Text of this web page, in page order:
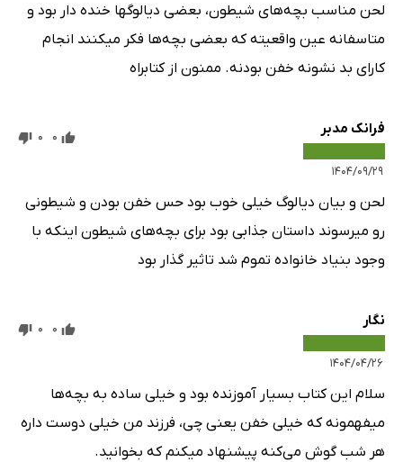
لحن مناسب بچه‌های شیطون، بعضی دیالوگها خنده دار بود و
متاسفانه عین واقعیته که بعضی بچه‌ها فکر میکنند انجام
کارای بد نشونه خفن بودنه. ممنون از کتابراه
فرانک مدبر
۱۴۰۴/۰۹/۲۹
0
0
لحن و بیان دیالوگ خیلی خوب بود حس خفن بودن و شیطونی
رو میرسوند داستان جذابی بود برای بچه‌های شیطون اینکه با
وجود بنیاد خانواده تموم شد تاثیر گذار بود
نگار
۱۴۰۴/۰۴/۲۶
0
0
سلام این کتاب بسیار آموزنده بود و خیلی ساده به بچه‌ها
میفهمونه که خیلی خفن یعنی چی، فرزند من خیلی دوست داره
هر شب گوش می‌کنه پیشنهاد میکنم که بخوانید.